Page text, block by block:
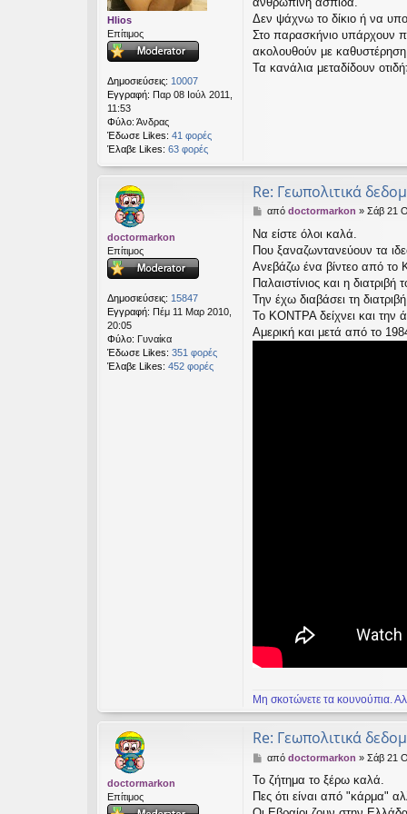
Hlios
Επίτιμος
Δημοσιεύσεις: 10007
Εγγραφή: Παρ 08 Ιούλ 2011,
11:53
Φύλο: Άνδρας
Έδωσε Likes: 41 φορές
Έλαβε Likes: 63 φορές
υ
σ
η
Δεν ψάχνω το δίκιο ή να
Στο παρασκήνιο υπάρχουν
ακολουθούν με καθυστέρηση
Τα κανάλια μεταδίδουν
doctormarkon
Επίτιμος
Δημοσιεύσεις: 15847
Εγγραφή: Πέμ 11 Μαρ 2010,
20:05
Φύλο: Γυναίκα
Έδωσε Likes: 351 φορές
Έλαβε Likes: 452 φορές
Re: Γεωπολιτικά
Δ
μ
ο
σ
ί
υ
σ
η
από doctormarkon » Σάβ 21
Να είστε όλοι καλά.
Που ξαναζωντανεύουν τα
Ανεβάζω ένα βίντεο από το
Παλαιστίνιος και η
Την έχω διαβάσει τη
Το ΚΟΝΤΡΑ δείχνει και την
Αμερική και μετά από το
Μη σκοτώνετε τα κουνούπια.
doctormarkon
Επίτιμος
Re: Γεωπολιτικά
Δ
μ
ο
σ
από doctormarkon » Σάβ 21
Το ζήτημα το ξέρω καλά.
Πες ότι είναι από "κάρμα"